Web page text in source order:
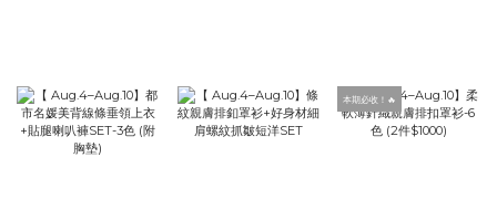
本期必收！🔥